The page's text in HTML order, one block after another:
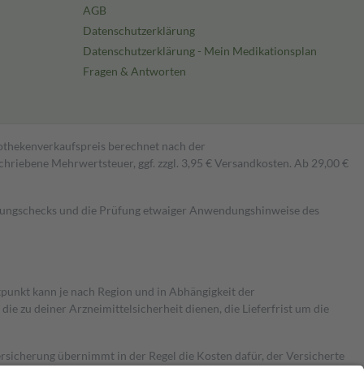
AGB
Datenschutzerklärung
Datenschutzerklärung - Mein Medikationsplan
Fragen & Antworten
berechnet nach der
Mehrwertsteuer, ggf. zzgl. 3,95 € Versandkosten. Ab 29,00 €
und die Prüfung etwaiger Anwendungshinweise des
kann je nach Region und in Abhängigkeit der
zu deiner Arzneimittelsicherheit dienen, die Lieferfrist um die
übernimmt in der Regel die Kosten dafür, der Versicherte